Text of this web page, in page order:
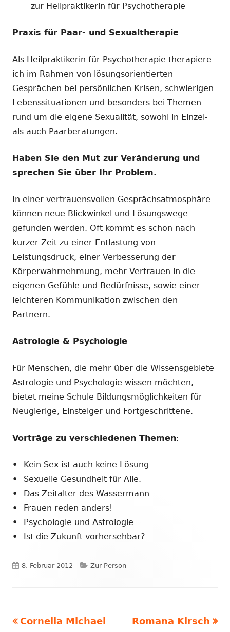
zur Heilpraktikerin für Psychotherapie
Praxis für Paar- und Sexualtherapie
Als Heilpraktikerin für Psychotherapie therapiere
ich im Rahmen von lösungsorientierten
Gesprächen bei persönlichen Krisen, schwierigen
Lebenssituationen und besonders bei Themen
rund um die eigene Sexualität, sowohl in Einzel-
als auch Paarberatungen.
Haben Sie den Mut zur Veränderung und
sprechen Sie über Ihr Problem.
In einer vertrauensvollen Gesprächsatmosphäre
können neue Blickwinkel und Lösungswege
gefunden werden. Oft kommt es schon nach
kurzer Zeit zu einer Entlastung von
Leistungsdruck, einer Verbesserung der
Körperwahrnehmung, mehr Vertrauen in die
eigenen Gefühle und Bedürfnisse, sowie einer
leichteren Kommunikation zwischen den
Partnern.
Astrologie & Psychologie
Für Menschen, die mehr über die Wissensgebiete
Astrologie und Psychologie wissen möchten,
bietet meine Schule Bildungsmöglichkeiten für
Neugierige, Einsteiger und Fortgeschrittene.
Vorträge zu verschiedenen Themen:
• Kein Sex ist auch keine Lösung
• Sexuelle Gesundheit für Alle.
• Das Zeitalter des Wassermann
• Frauen reden anders!
• Psychologie und Astrologie
• Ist die Zukunft vorhersehbar?
Veröffentlicht
8. Februar 2012 Kategorien
Zur Person
Beitragsnavigation
Vorheriger
Cornelia Michael
Nächster
Romana Kirsch